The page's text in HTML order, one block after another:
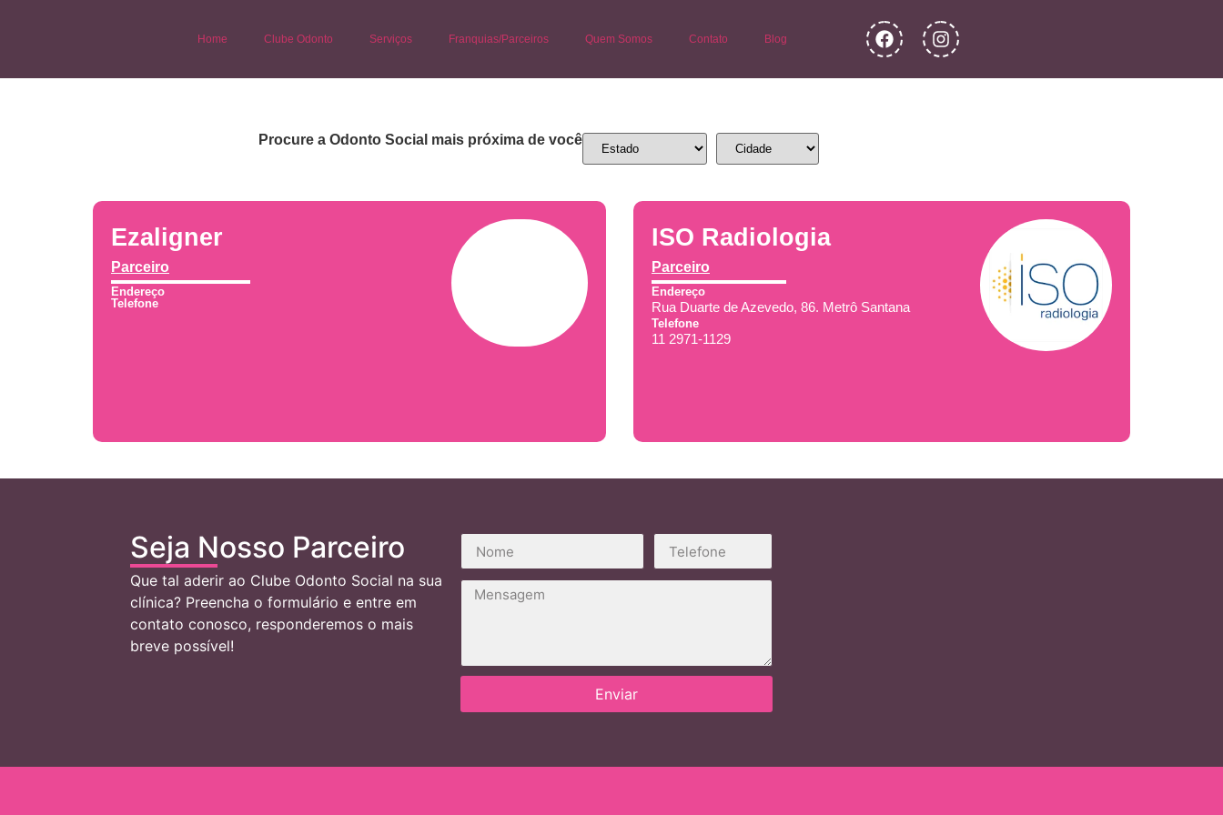
Home Clube Odonto Serviços Franquias/Parceiros Quem Somos Contato Blog
Procure a Odonto Social mais próxima de você
Ezaligner
Parceiro
Endereço
Telefone
ISO Radiologia
Parceiro
Endereço
Rua Duarte de Azevedo, 86. Metrô Santana
Telefone
11 2971-1129
Enviar
Seja Nosso Parceiro
Que tal aderir ao Clube Odonto Social na sua
clínica? Preencha o formulário e entre em
contato conosco, responderemos o mais
breve possível!